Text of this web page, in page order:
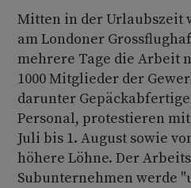
Mitten in der Urlaubszeit
am Londoner
mehrere Tage die Arbeit
1000 Mitglieder der
darunter
Personal, protestieren mit
Juli bis 1. August sowie
höhere Löhne. Der
Subunternehmen werde